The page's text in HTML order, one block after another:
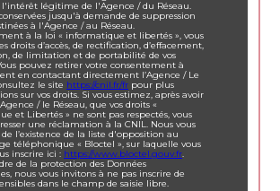
l'intérêt légitime de l'Agence / du Réseau.
jusqu'à demande de suppression
à l'Agence / au Réseau.
à la loi « informatique et libertés », vous
droits d’accès, de rectification, d’effacement,
de limitation et de portabilité de vos
pouvez retirer votre consentement à
en contactant directement l’Agence / Le
le site https://cnil.fr/fr pour plus
sur vos droits. Si vous estimez, après avoir
/ le Réseau, que vos droits «
et Libertés » ne sont pas respectés, vous
une réclamation à la CNIL. Nous vous
l’existence de la liste d'opposition au
téléphonique « Bloctel », sur laquelle vous
inscrire ici : https://www.bloctel.gouv.fr.
de la protection des Données
nous vous invitons à ne pas inscrire de
dans le champ de saisie libre.